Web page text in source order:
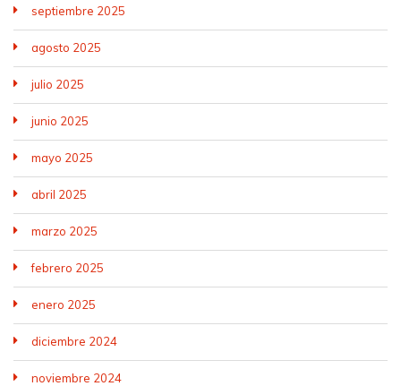
septiembre 2025
agosto 2025
julio 2025
junio 2025
mayo 2025
abril 2025
marzo 2025
febrero 2025
enero 2025
diciembre 2024
noviembre 2024